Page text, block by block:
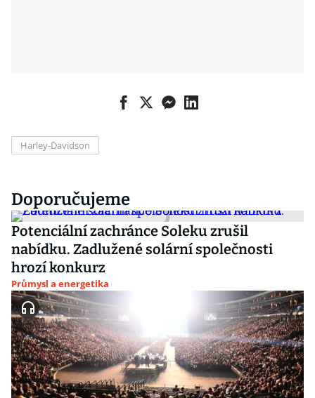
Harley-Davidson
Doporučujeme
Potenciální zachránce Soleku zrušil
nabídku. Zadlužené solární společnosti
hrozí konkurz
Průmysl a energetika